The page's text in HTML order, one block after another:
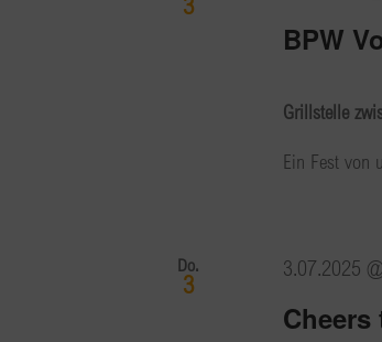
BPW
Grillstelle
Ein Fest von
Do.
3
Cheers
3.07.2025